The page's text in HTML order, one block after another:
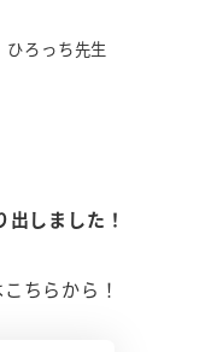
ゴリー
ひろっち先生
しました！
ちらから！